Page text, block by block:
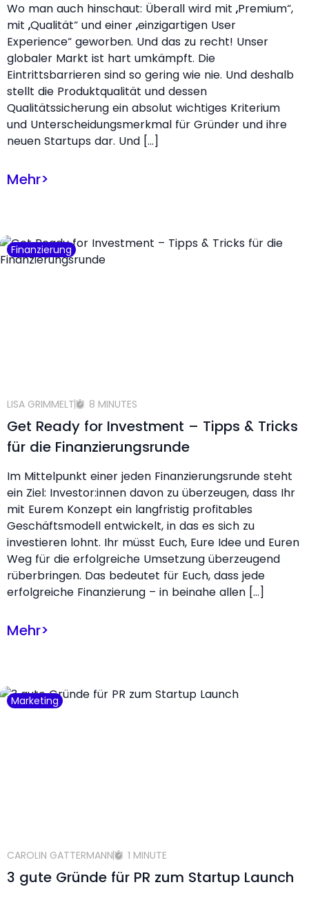
Wo man auch hinschaut: Überall wird mit „Premium“,
mit „Qualität“ und einer „einzigartigen User
Experience“ geworben. Und das zu recht! Unser
globaler Markt ist hart umkämpft. Die
Eintrittsbarrieren sind so gering wie nie. Und deshalb
stellt die Produktqualität und dessen
Qualitätssicherung ein absolut wichtiges Kriterium
und Unterscheidungsmerkmal für Gründer und ihre
neuen Startups dar. Und […]
Mehr>
Finanzierung
LISA GRIMMELT 8 MINUTES
Get Ready for Investment – Tipps & Tricks
für die Finanzierungsrunde
Im Mittelpunkt einer jeden Finanzierungsrunde steht
ein Ziel: Investor:innen davon zu überzeugen, dass Ihr
mit Eurem Konzept ein langfristig profitables
Geschäftsmodell entwickelt, in das es sich zu
investieren lohnt. Ihr müsst Euch, Eure Idee und Euren
Weg für die erfolgreiche Umsetzung überzeugend
rüberbringen. Das bedeutet für Euch, dass jede
erfolgreiche Finanzierung – in beinahe allen […]
Mehr>
Marketing
CAROLIN GATTERMANN 1 MINUTE
3 gute Gründe für PR zum Startup Launch